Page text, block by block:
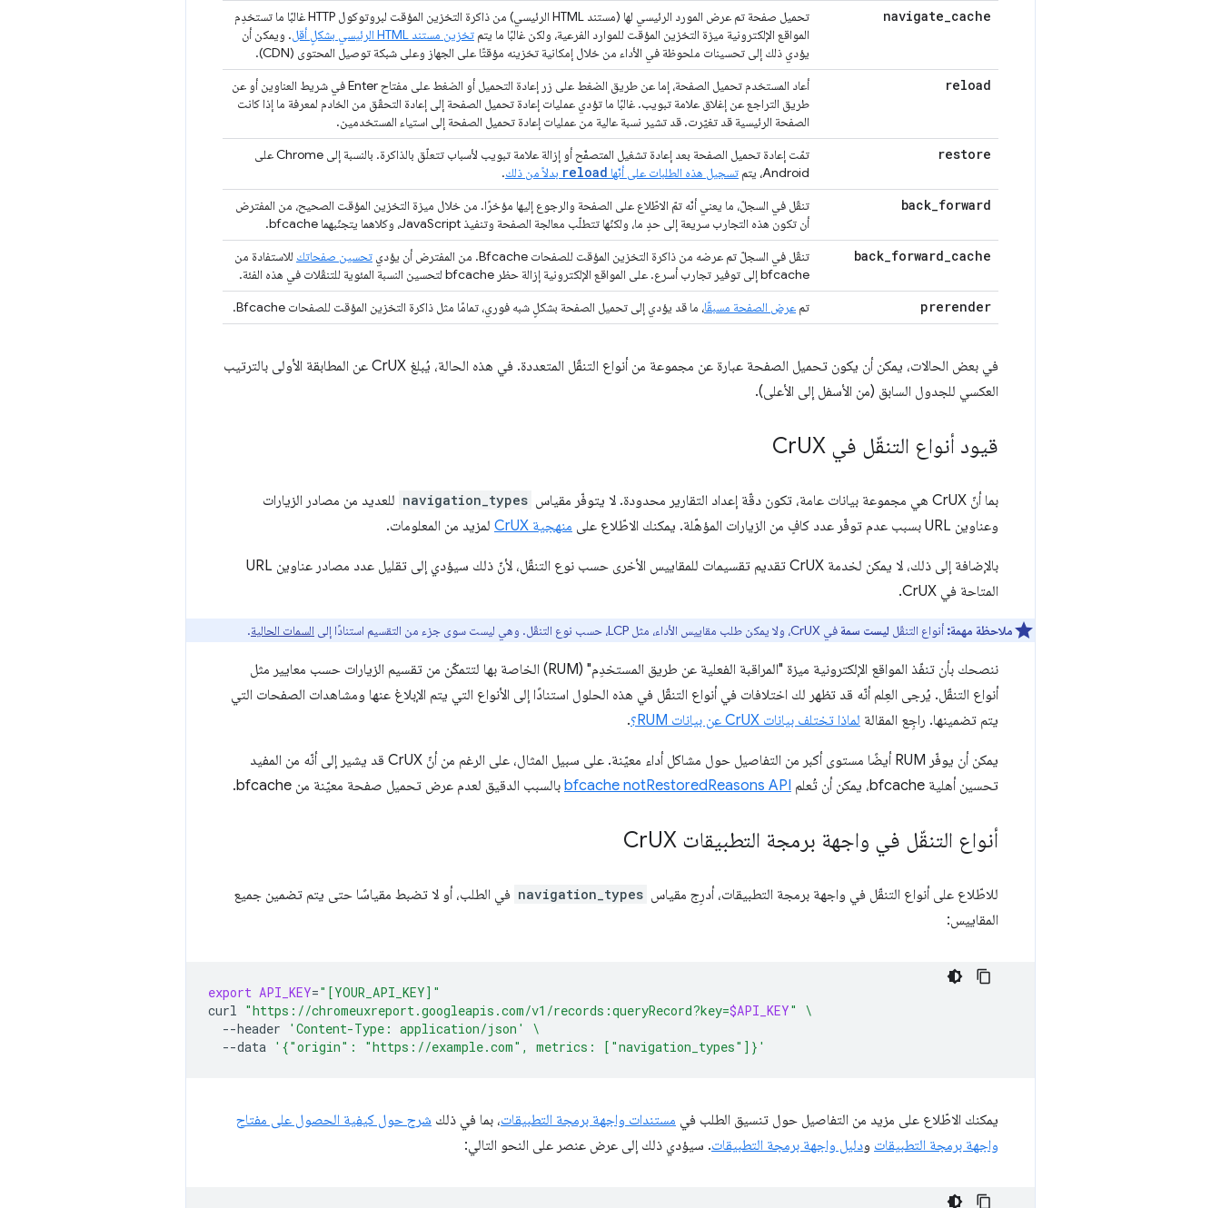
navigate_cache
تحميل صفحة تم عرض المورد الرئيسي لها (مستند HTML الرئيسي) من ذاكرة التخزين المؤقت لبروتوكول HTTP غالبًا ما تستخدِم
المواقع الإلكترونية ميزة التخزين المؤقت للموارد الفرعية، ولكن غالبًا ما يتم تخزين مستند HTML الرئيسي بشكلٍ أقل
. ويمكن أن
يؤدي ذلك إلى تحسينات ملحوظة في الأداء من خلال إمكانية تخزينه مؤقتًا على الجهاز وعلى شبكة توصيل المحتوى (CDN).
reload
أعاد المستخدم تحميل الصفحة، إما عن طريق الضغط على زر إعادة التحميل أو الضغط على مفتاح Enter في شريط العناوين أو عن
طريق التراجع عن إغلاق علامة تبويب. غالبًا ما تؤدي عمليات إعادة تحميل الصفحة إلى إعادة التحقّق من الخادم لمعرفة ما إذا كانت
الصفحة الرئيسية قد تغيّرت. قد تشير نسبة عالية من عمليات إعادة تحميل الصفحة إلى استياء المستخدمين.
restore
تمّت إعادة تحميل الصفحة بعد إعادة تشغيل المتصفّح أو إزالة علامة تبويب لأسباب تتعلّق بالذاكرة. بالنسبة إلى Chrome على
Android، يتم
تسجيل هذه الطلبات على أنّها reload بدلاً من ذلك.
back_forward
تنقّل في السجلّ، ما يعني أنّه تمّ الاطّلاع على الصفحة والرجوع إليها مؤخرًا. من خلال ميزة التخزين المؤقت الصحيح، من المفترض
أن تكون هذه التجارب سريعة إلى حدٍ ما، ولكنّها تتطلّب معالجة الصفحة وتنفيذ JavaScript، وكلاهما يتجنّبهما bfcache.
back_forward_cache تنقّل في السجلّ تم عرضه من ذاكرة التخزين المؤقت للصفحات Bfcache. من المفترض أن يؤدي تحسين صفحاتك للاستفادة من
bfcache إلى توفير تجارب أسرع. على المواقع الإلكترونية إزالة حظر bfcache لتحسين النسبة المئوية للتنقّلات في هذه الفئة.
prerender تم عرض الصفحة مسبقًا، ما قد يؤدي إلى تحميل الصفحة بشكلٍ شبه فوري، تمامًا مثل ذاكرة التخزين المؤقت للصفحات Bfcache.
في بعض الحالات، يمكن أن يكون تحميل الصفحة عبارة عن مجموعة من أنواع التنقّل المتعددة. في هذه الحالة، يُبلغ CrUX عن المطابقة الأولى بالترتيب
العكسي للجدول السابق (من الأسفل إلى الأعلى).
قيود أنواع التنقّل في Cr UX
بما أنّ CrUX هي مجموعة بيانات عامة، تكون دقّة إعداد التقارير محدودة. لا يتوفّر مقياس navigation_types للعديد من مصادر الزيارات
وعناوين URL بسبب عدم توفّر عدد كافٍ من الزيارات المؤهّلة. يمكنك الاطّلاع على
منهجية CrUX لمزيد من المعلومات.
بالإضافة إلى ذلك، لا يمكن لخدمة CrUX تقديم تقسيمات للمقاييس الأخرى حسب نوع التنقّل، لأنّ ذلك سيؤدي إلى تقليل عدد مصادر عناوين URL
المتاحة في CrUX.
ملاحظة مهمة: أنواع التنقّل ليست سمة في CrUX، ولا يمكن طلب مقاييس الأداء، مثل LCP، حسب نوع التنقّل. وهي ليست سوى جزء من التقسيم استنادًا إلى السمات الحالية.
ننصحك بأن تنفّذ المواقع الإلكترونية ميزة "المراقبة الفعلية عن طريق المستخدِم" (RUM) الخاصة بها لتتمكّن من تقسيم الزيارات حسب معايير مثل
أنواع التنقّل. يُرجى العِلم أنّه قد تظهر لك اختلافات في أنواع التنقّل في هذه الحلول استنادًا إلى الأنواع التي يتم الإبلاغ عنها ومشاهدات الصفحات التي
يتم تضمينها. راجِع المقالة لماذا تختلف بيانات CrUX عن بيانات RUM؟ .
يمكن أن يوفّر RUM أيضًا مستوى أكبر من التفاصيل حول مشاكل أداء معيّنة. على سبيل المثال، على الرغم من أنّ CrUX قد يشير إلى أنّه من المفيد
تحسين أهلية bfcache، يمكن أن تُعلم
bfcache notRestoredReasons API بالسبب الدقيق لعدم عرض تحميل صفحة معيّنة من bfcache.
أنواع التنقّل في واجهة برمجة التطبيقات Cr UX
للاطّلاع على أنواع التنقّل في واجهة برمجة التطبيقات، أدرِج مقياس navigation_types في الطلب، أو لا تضبط مقياسًا حتى يتم تضمين جميع
المقاييس:
export API_KEY="[YOUR_API_KEY]"
curl "https://chromeuxreport.googleapis.com/v1/records:queryRecord?key=$API_KEY"
\
--header
'Content-Type: application/json'
\
--data '{"origin": "https://example.com", metrics: ["navigation_types"]}'
يمكنك الاطّلاع على مزيد من التفاصيل حول تنسيق الطلب في مستندات واجهة برمجة التطبيقات، بما في ذلك شرح حول كيفية الحصول على مفتاح
واجهة برمجة التطبيقات ودليل واجهة برمجة التطبيقات. سيؤدي ذلك إلى عرض عنصر على النحو التالي: